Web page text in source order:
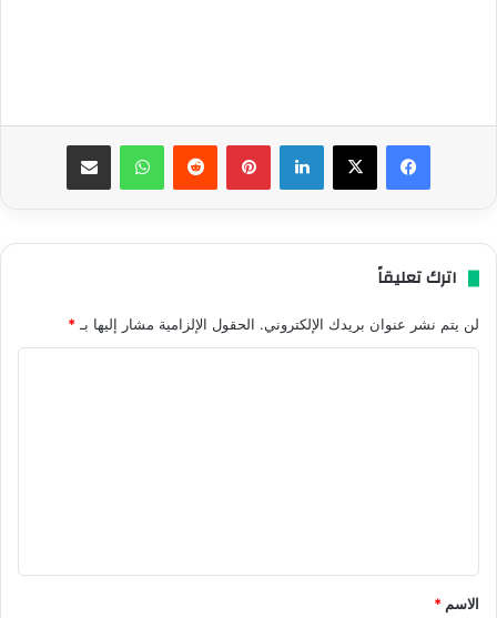
فيسبوك ‫X لينكدإن بينتيريست واتساب مشاركة عبر البريد
اترك تعليقاً
لن يتم نشر عنوان بريدك الإلكتروني. الحقول الإلزامية مشار إليها بـ *
*
الاسم *